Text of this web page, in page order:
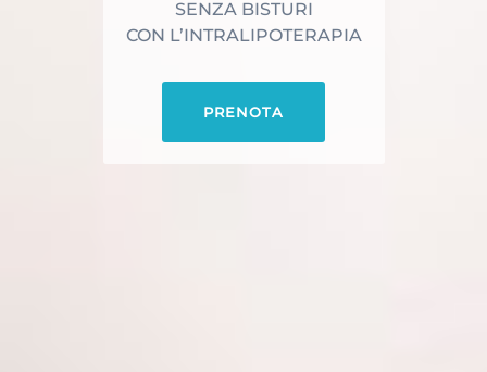
SENZA BISTURI
CON L’INTRALIPOTERAPIA
PRENOTA